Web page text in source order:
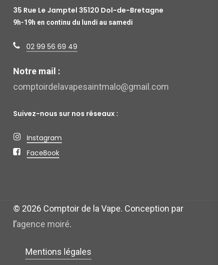
35 Rue Le Jamptel 35120 Dol-de-Bretagne
9h-19h en continu du lundi au samedi
02 99 56 69 49
Notre mail :
comptoirdelavapesaintmalo@gmail.com
Suivez-nous sur nos réseaux :
Instagram
FaceBook
© 2026 Comptoir de la Vape. Conception par
l’agence moiré.
Mentions légales